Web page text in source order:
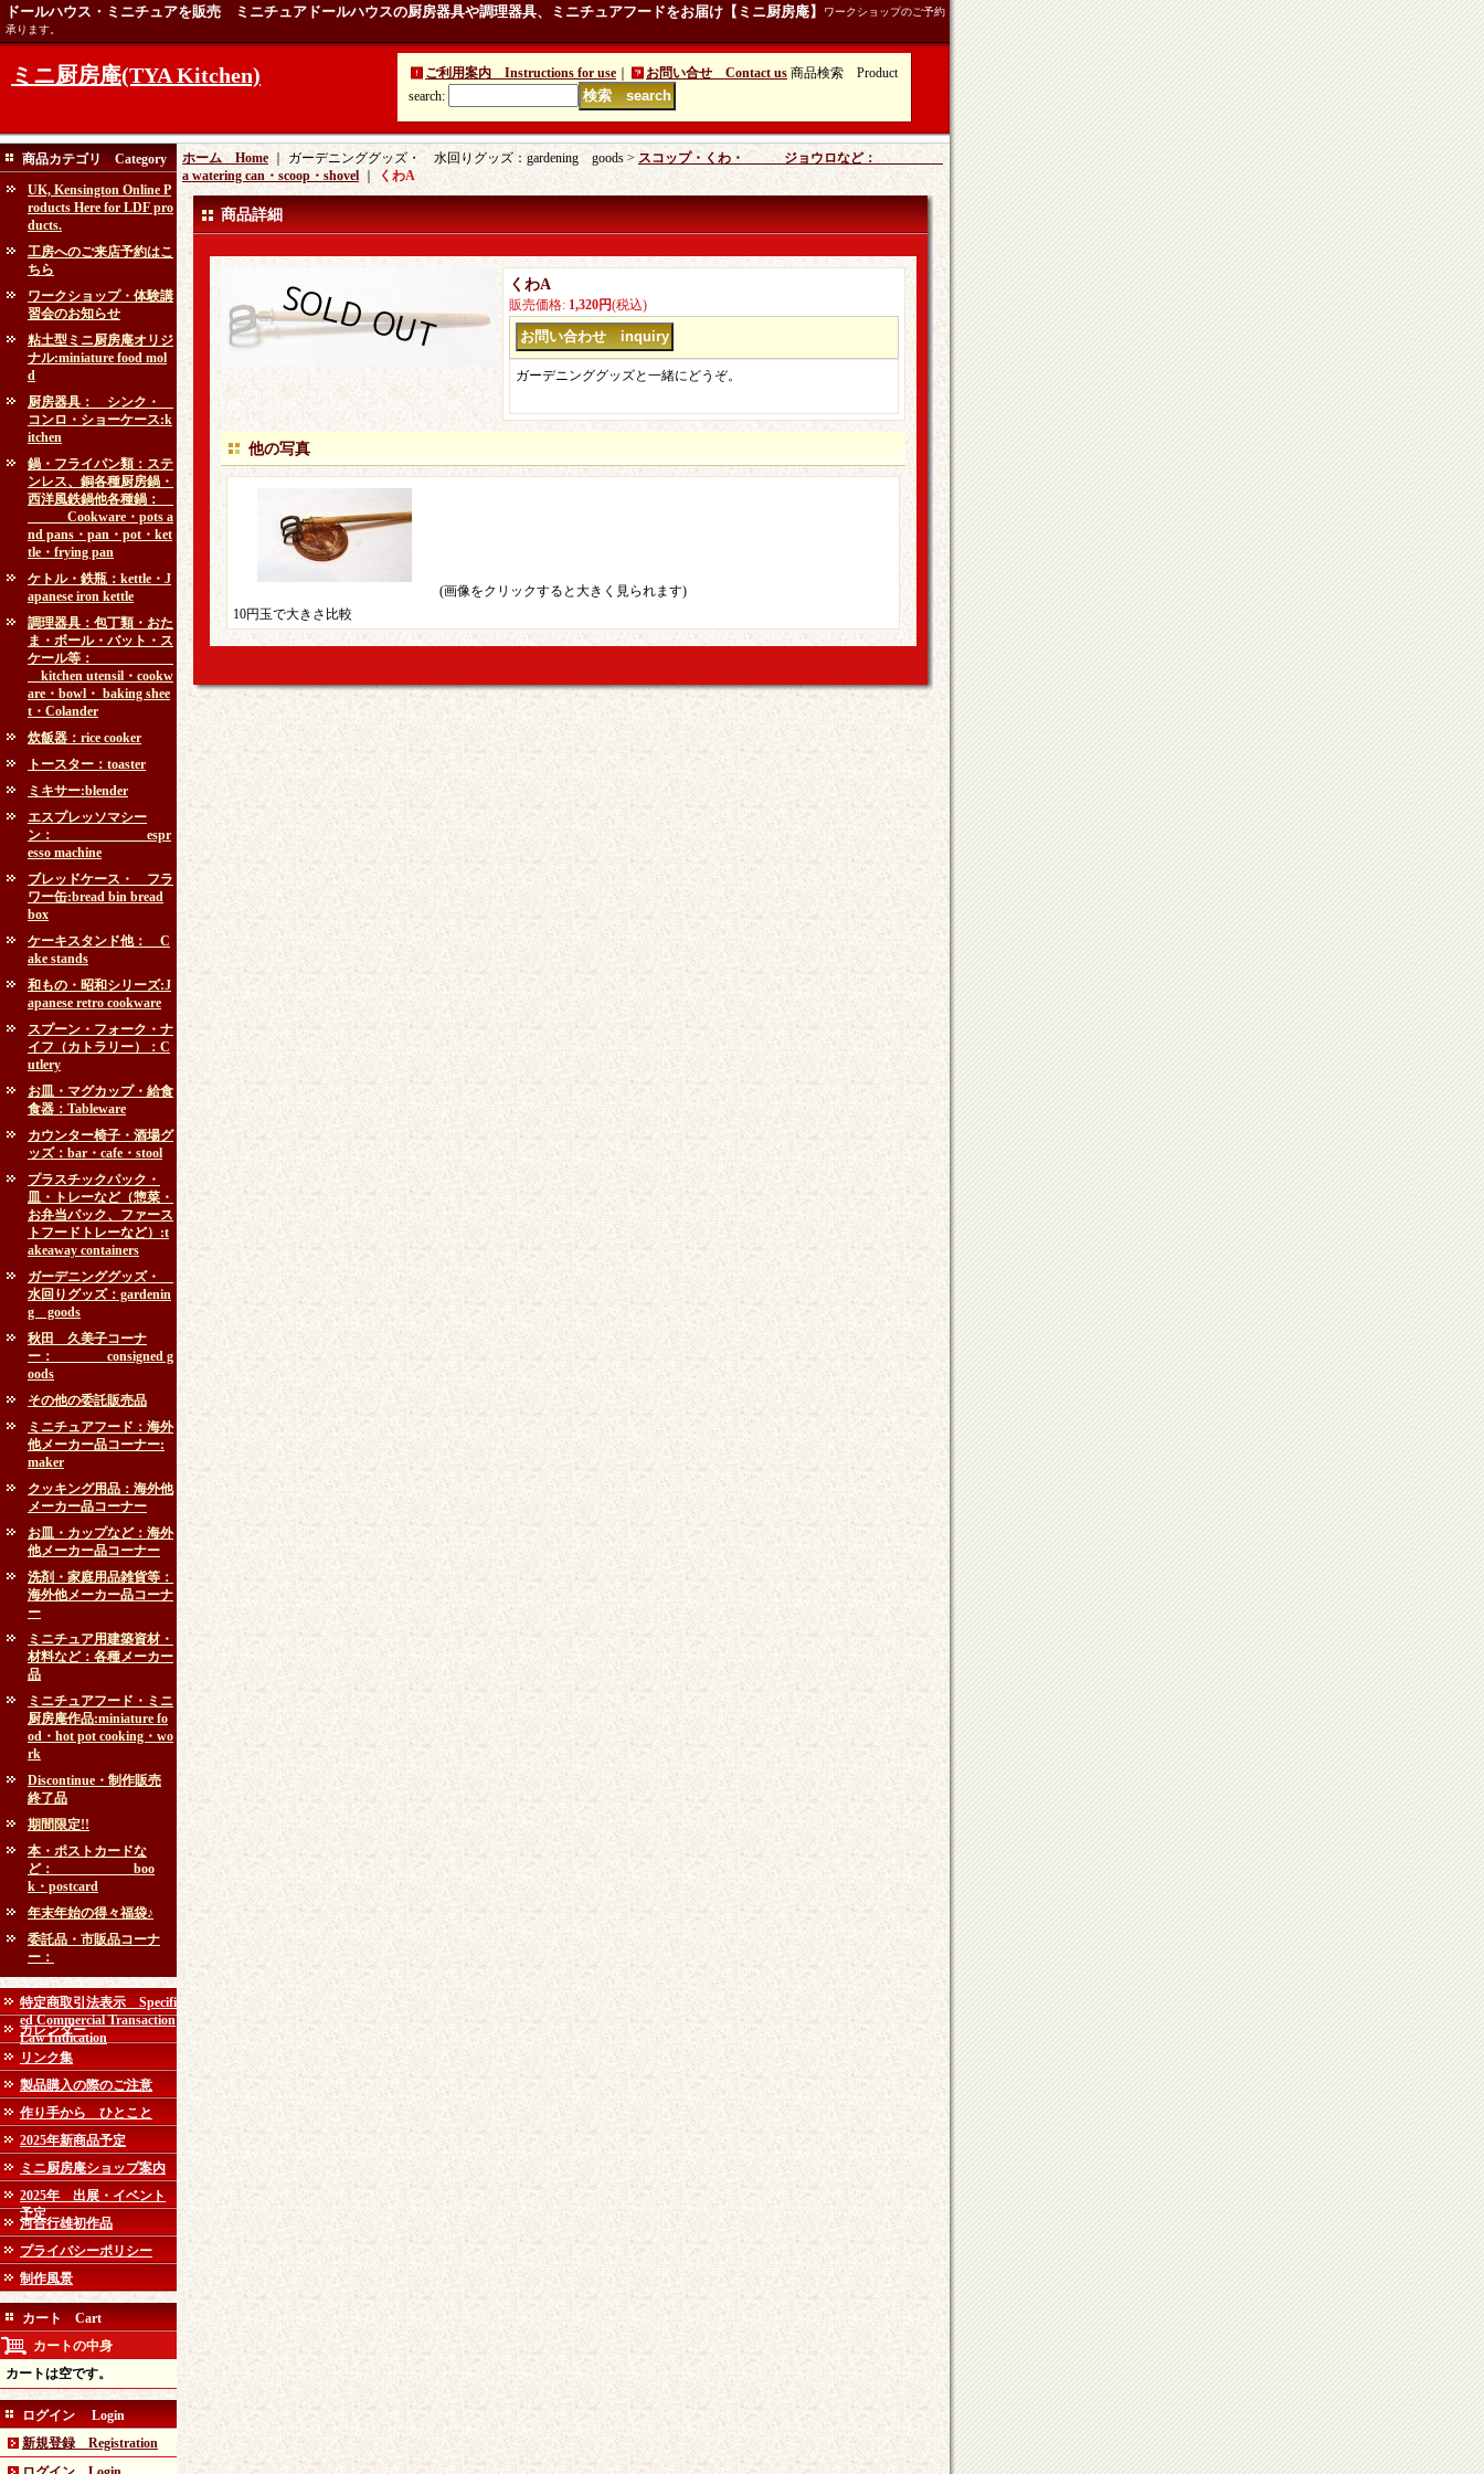
ドールハウス・ミニチュアを販売 ミニチュアドールハウスの厨房器具や調理器具、ミニチュアフードをお届け【ミニ厨房庵】
ワークショップのご予約
承ります。
ミニ厨房庵(TYA Kitchen) ご利用案内 Instructions for use お問い合せ Contact us 商品検索 Product
search:
商品カテゴリ Category
UK, Kensington Online P
roducts Here for LDF pro
ducts.
工房へのご来店予約はこ
ちら
ワークショップ・体験講
習会のお知らせ
粘土型ミニ厨房庵オリジ
ナル:miniature food mol
d
厨房器具： シンク・
コンロ・ショーケース:k
itchen
鍋・フライパン類：ステ
ンレス、銅各種厨房鍋・
西洋風鉄鍋他各種鍋：
Cookware・pots a
nd pans・pan・pot・ket
tle・frying pan
ケトル・鉄瓶：kettle・J
apanese iron kettle
調理器具：包丁類・おた
ま・ボール・バット・ス
ケール等：
kitchen utensil・cookw
are・bowl・ baking shee
t・Colander
炊飯器：rice cooker
トースター：toaster
ミキサー:blender
エスプレッソマシー
ン： espr
esso machine
ブレッドケース・ フラ
ワー缶:bread bin bread
box
ケーキスタンド他： C
ake stands
和もの・昭和シリーズ:J
apanese retro cookware
スプーン・フォーク・ナ
イフ（カトラリー）：C
utlery
お皿・マグカップ・給食
食器：Tableware
カウンター椅子・酒場グ
ッズ：bar・cafe・stool
プラスチックパック・
皿・トレーなど（惣菜・
お弁当パック、ファース
トフードトレーなど）:t
akeaway containers
ガーデニンググッズ・
水回りグッズ：gardenin
g goods
秋田 久美子コーナ
ー： consigned g
oods
その他の委託販売品
ミニチュアフード：海外
他メーカー品コーナー:
maker
クッキング用品：海外他
メーカー品コーナー
お皿・カップなど：海外
他メーカー品コーナー
洗剤・家庭用品雑貨等：
海外他メーカー品コーナ
ー
ミニチュア用建築資材・
材料など：各種メーカー
品
ミニチュアフード・ミニ
厨房庵作品:miniature fo
od・hot pot cooking・wo
rk
Discontinue・制作販売
終了品
期間限定!!
本・ポストカードな
ど： boo
k・postcard
年末年始の得々福袋♪
委託品・市販品コーナ
ー：
特定商取引法表示 Specifi
ed Commercial Transaction
Law Indication
カレンダー
リンク集
製品購入の際のご注意
作り手から ひとこと
2025年新商品予定
ミニ厨房庵ショップ案内
2025年 出展・イベント
予定
河合行雄初作品
プライバシーポリシー
制作風景
カート Cart
カートの中身
カートは空です。
ログイン Login
新規登録 Registration
ホーム Home ｜ ガーデニンググッズ・ 水回りグッズ：gardening goods > スコップ・くわ・ ジョウロなど：
a watering can・scoop・shovel
くわA
商品詳細
くわA
販売価格: 1,320円(税込)
ガーデニンググッズと一緒にどうぞ。
他の写真
(画像をクリックすると大きく見られます)
10円玉で大きさ比較